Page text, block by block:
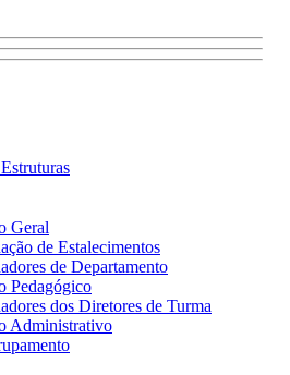
Geral
de Estalecimentos
de Departamento
Pedagógico
dos Diretores de Turma
Administrativo